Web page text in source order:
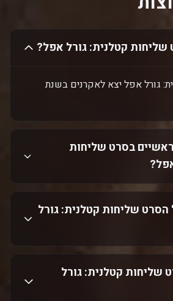
שליחות קטלנית: גורל אפל?
גורל אפל יצא לאקרנים בשנת
בסרט שליחות
שליחות קטלנית: גורל
שליחות קטלנית: גורל